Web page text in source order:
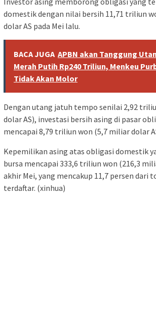
domestik dengan nilai bersih 11,71 triliun
dolar AS pada Mei lalu.
BACA JUGA APBN akan Tanggung
Merah Putih Rp240 Triliun, Menkeu
Tidak Akan Molor
Dengan utang jatuh tempo senilai 2,92
dolar AS), investasi bersih asing di pasar
mencapai 8,79 triliun won (5,7 miliar dolar
Kepemilikan asing atas obligasi domestik
bursa mencapai 333,6 triliun won (216,3
akhir Mei, yang mencakup 11,7 persen dari
terdaftar. (xinhua)